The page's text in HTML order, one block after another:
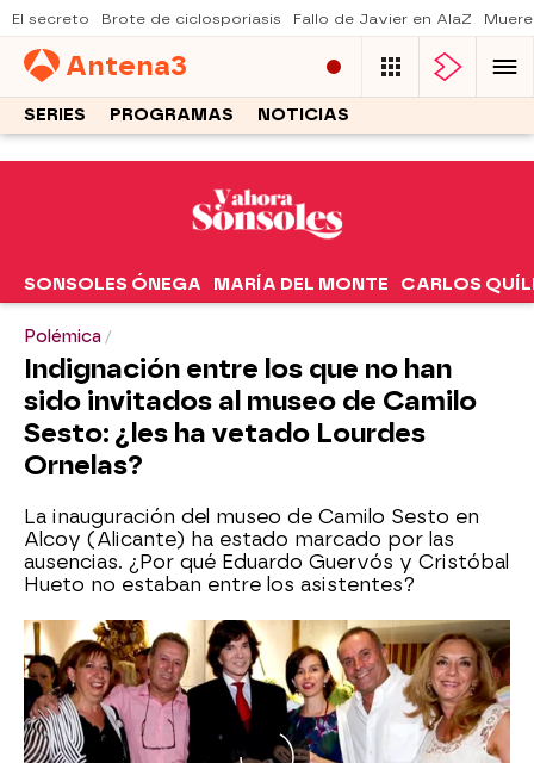
El secreto Brote de ciclosporiasis Fallo de Javier en AlaZ
Antena3
SERIES PROGRAMAS NOTICIAS
SONSOLES ÓNEGA MARÍA DEL MONTE CARLOS
Polémica
Indignación entre los que no han
sido invitados al museo de Camilo
Sesto: ¿les ha vetado Lourdes
Ornelas?
La inauguración del museo de Camilo Sesto en
Alcoy (Alicante) ha estado marcado por las
ausencias. ¿Por qué Eduardo Guervós y Cristóbal
Hueto no estaban entre los asistentes?